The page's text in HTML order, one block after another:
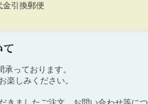
金引換郵便
承っております。
楽しみください。